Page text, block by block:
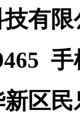
有限
区